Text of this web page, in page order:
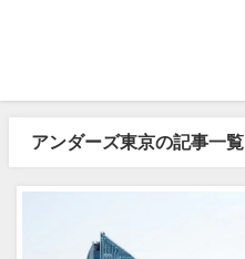
アンダーズ東京の記事一覧